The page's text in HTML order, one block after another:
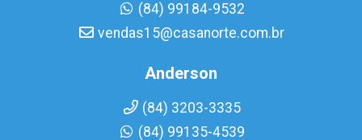
(84) 99184-9532
vendas15@casanorte.com.br
Anderson
(84) 3203-3335
(84) 99135-4539